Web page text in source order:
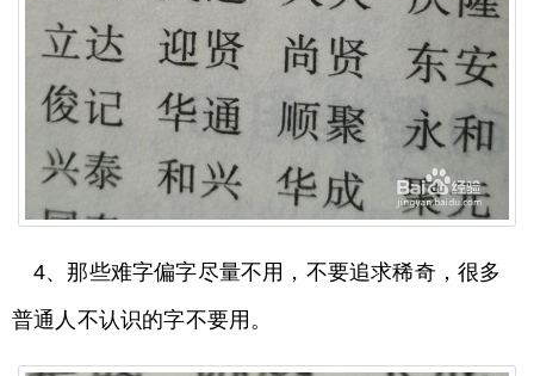
4、那些难字偏字尽量不用，不要追求稀奇，很多
普通人不认识的字不要用。